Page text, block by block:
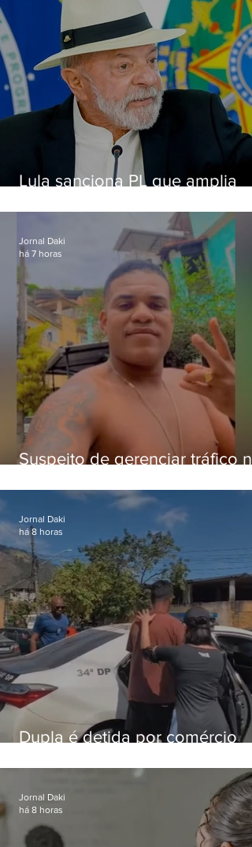
Lula sanciona PL que amplia
crianças
Suspeito de gerenciar tráfico na
foragido
Jornal Daki
há 7 horas
Dupla é detida por comércio
Bangu
Jornal Daki
há 8 horas
Jornal Daki
há 8 horas